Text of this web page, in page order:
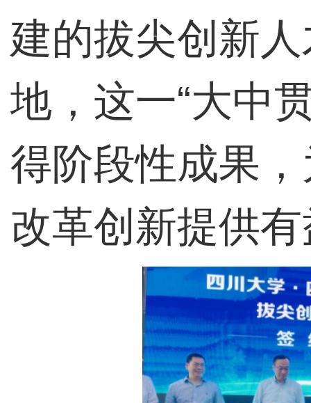
建的拔尖创新
地，这一“大中
得阶段性成果
改革创新提供